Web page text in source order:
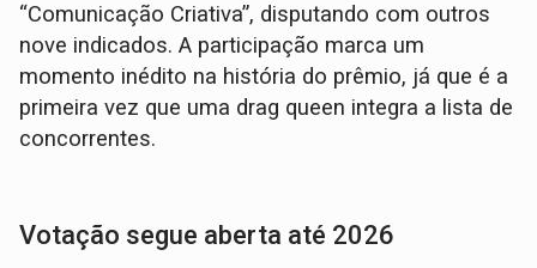
“Comunicação Criativa”, disputando com outros
nove indicados. A participação marca um
momento inédito na história do prêmio, já que é a
primeira vez que uma drag queen integra a lista de
concorrentes.
Votação segue aberta até 2026